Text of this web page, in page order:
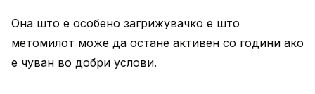
Она што е особено загрижувачко е што
метомилот може да остане активен со години ако
е чуван во добри услови.